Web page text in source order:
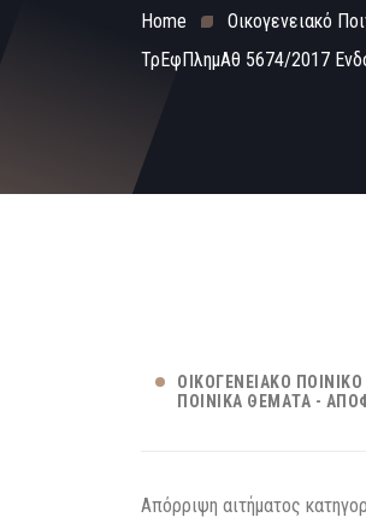
Home
Οικογενειακό
ΤρΕφΠλημΑθ 5674/2017
ΟΙΚΟΓΕΝΕΙΑΚΌ
ΠΟΙΝΙΚΆ ΘΈΜΑΤΑ -
Απόρριψη αιτήματος